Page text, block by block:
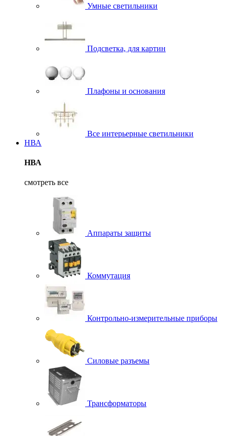
Умные светильники
Подсветка, для картин
Плафоны и основания
Все интерьерные светильники
НВА
НВА
смотреть все
Аппараты защиты
Коммутация
Контрольно-измерительные приборы
Силовые разъемы
Трансформаторы